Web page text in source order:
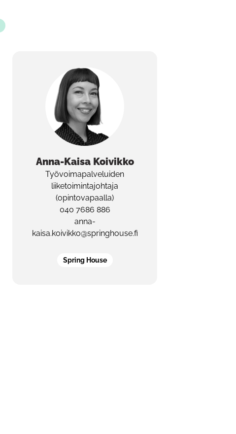
Anna-Kaisa Koivikko
Työvoimapalveluiden
liiketoimintajohtaja
(opintovapaalla)
040 7686 886
anna-
kaisa.koivikko@springhouse.fi
Spring House